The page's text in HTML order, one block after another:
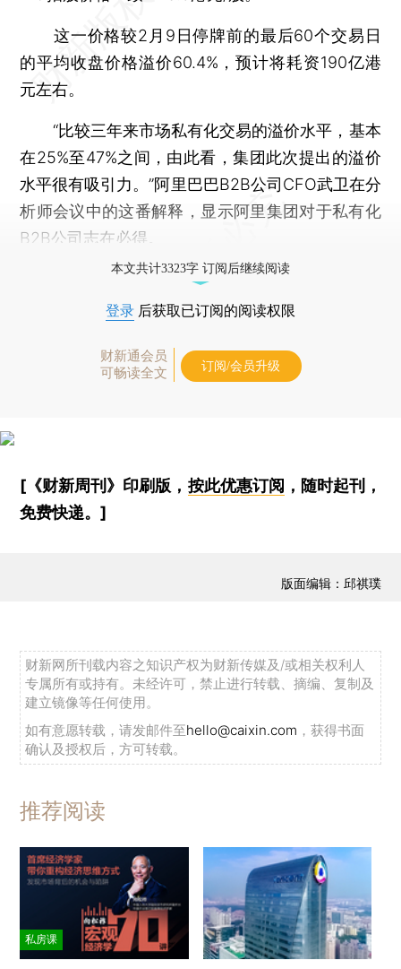
这一价格较2月9日停牌前的最后60个交易日
的平均收盘价格溢价60.4%，预计将耗资190亿港
元左右。
“比较三年来市场私有化交易的溢价水平，基本
在25%至47%之间，由此看，集团此次提出的溢价
水平很有吸引力。”阿里巴巴B2B公司CFO武卫在分
析师会议中的这番解释，显示阿里集团对于私有化
B2B公司志在必得。
本文共计3323字 订阅后继续阅读
登录 后获取已订阅的阅读权限
财新通会员
可畅读全文
订阅/会员升级
[《财新周刊》印刷版， 按此优惠订阅 ，随时起刊，
免费快递。]
版面编辑：邱祺璞
财新网所刊载内容之知识产权为财新传媒及/或相关权利人
专属所有或持有。未经许可，禁止进行转载、摘编、复制及
建立镜像等任何使用。
如有意愿转载，请发邮件至hello@caixin.com ，获得书面
确认及授权后，方可转载。
推荐阅读
私房课